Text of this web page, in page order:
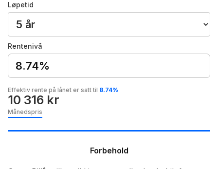
Løpetid
Rentenivå
8.74%
Effektiv rente på lånet er satt til 8.74%
10 316 kr
Månedspris
Forbehold